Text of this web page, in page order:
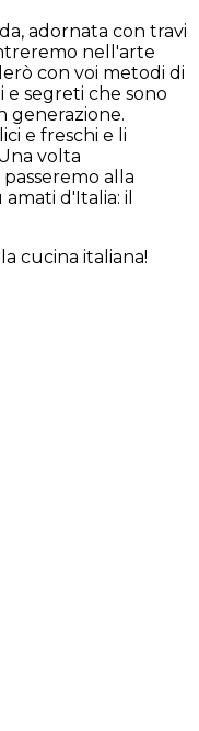
adornata con travi
nell'arte
con voi metodi di
e segreti che sono
generazione.
e freschi e li
volta
alla
d'Italia: il
cucina italiana!